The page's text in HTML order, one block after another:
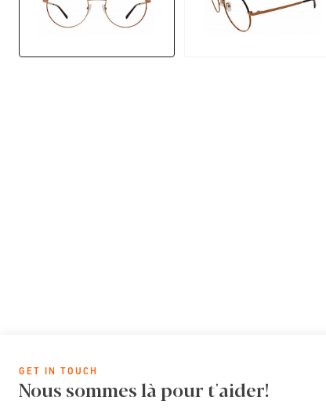
GET IN TOUCH
Nous sommes là pour t'aider!